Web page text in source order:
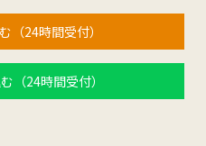
（24時間受付）
（24時間受付）